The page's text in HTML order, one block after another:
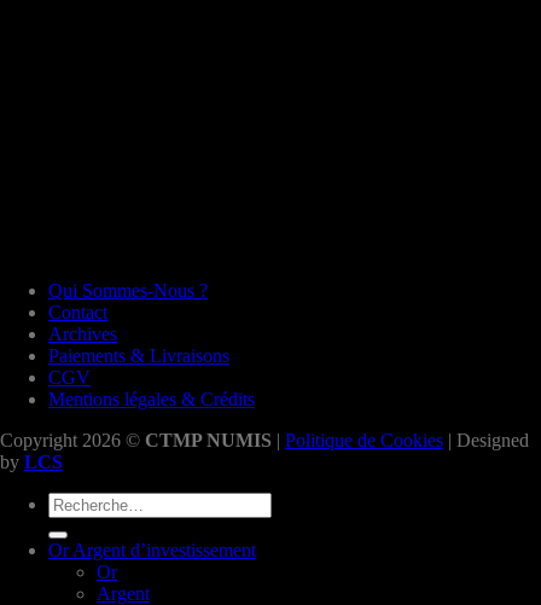
Qui Sommes-Nous ?
Contact
Archives
Paiements & Livraisons
CGV
Mentions légales & Crédits
Copyright 2026 © CTMP NUMIS | Politique de Cookies | Designed
by LCS
Recherche
pour :
Or Argent d’investissement
Or
Argent